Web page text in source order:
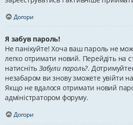
Догори
Я забув пароль!
Не панікуйте! Хоча ваш пароль не
легко отримати новий. Перейдіть на
натисніть Забули пароль?.
незабаром ви знову зможете увійти
Якщо не вдалося отримати новий
адміністратором форуму.
Догори